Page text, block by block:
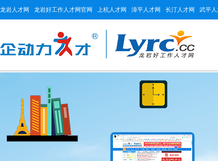
龙岩人才网 龙岩好工作人才网官网 上杭人才网 漳平人才网 长汀人才网 武平